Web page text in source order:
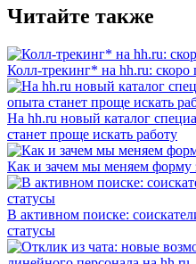
Читайте также
Колл-трекинг* на hh.ru: скоро
На hh.ru новый каталог
станет проще искать работу
Как и зачем мы меняем форму
В активном поиске:
статусы